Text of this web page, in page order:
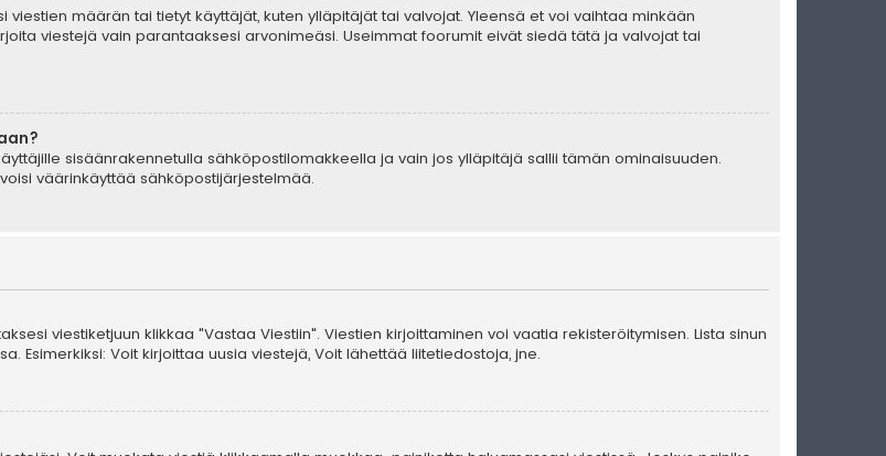
määrän tai tietyt käyttäjät, kuten ylläpitäjät tai valvojat. Yleensä et voi vaihtaa minkään
viestejä vain parantaaksesi arvonimeäsi. Useimmat foorumit eivät siedä tätä ja valvojat tai
sisäänrakennetulla sähköpostilomakkeella ja vain jos ylläpitäjä sallii tämän ominaisuuden.
väärinkäyttää sähköpostijärjestelmää.
viestiketjuun klikkaa "Vastaa Viestiin". Viestien kirjoittaminen voi vaatia rekisteröitymisen. Lista sinun
Esimerkiksi: Voit kirjoittaa uusia viestejä, Voit lähettää liitetiedostoja, jne.